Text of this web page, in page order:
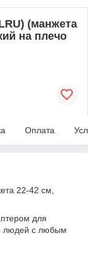
(манжета
на плечо
Оплата
22-42 см,
для
людей с любым